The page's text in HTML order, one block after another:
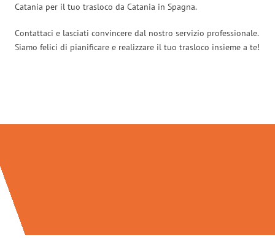
Catania per il tuo trasloco da Catania in Spagna.
Contattaci e lasciati convincere dal nostro servizio professionale.
Siamo felici di pianificare e realizzare il tuo trasloco insieme a te!